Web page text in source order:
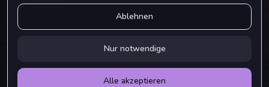
Ablehnen
Nur notwendige
Alle akzeptieren